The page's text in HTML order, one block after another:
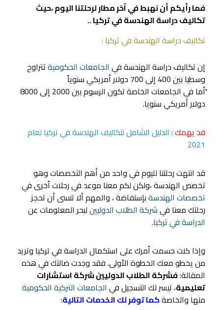
فما رأيكم أن نهبط في اّخر مطار لرحلتنا اليوم ،حيث
تكاليف دراسة الهندسة في تركيا ..
تكاليف دراسة الهندسة في تركيا :
إن تكاليف دراسة الهندسة في الجامعات الحكوميةتتراوح
وسطيا بين 400 إلى 700 دولار أمريكي سنوياً
ًأما في الجامعات الخاصة تكون الرسوم بين 2000 إلى 8000
دولار أمريكي سنويا.
قد يهمك : الدليل الشامل لتكاليف الهندسة في تركيا لعام
2021
قد انتهت رحلتنا لليوم في واحد من أهم التخصصات وهو
تخصص الهندسة ،ولكن لكم معنا موعد في رحلات اّخرى في
تخصصات الهندسةبإستفاضة ، والمهم ألا تنسى أن تحجز
رحلتك معنا فيشركة الطلاب الدوليينلبحر المعلومات عن
الدراسة في تركيا.
وإذا كنت حسمت أمرك على استكمال الدراسة في تركيا وتريد
من يخطو معك الخطوة الأولى. فقد وجدت ضالتك في هذه
المقالة:فشركة الطلاب الدوليين شركة استشارات
تعليمية، تيسر لك التسجيل في الجامعات التركية الحكومية
منها والخاصةكما توفر لك الخدمات التالية: